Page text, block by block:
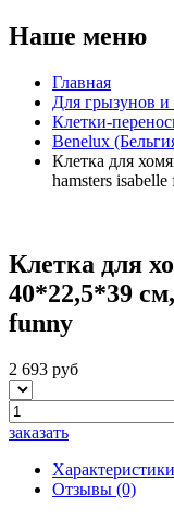
Наше меню
Главная
Для грызунов и
Клетки-
Benelux
Клетка для
hamsters
Клетка для
40*22,5*39
funny
2 693 руб
заказать
Характеристики
Отзывы (0)